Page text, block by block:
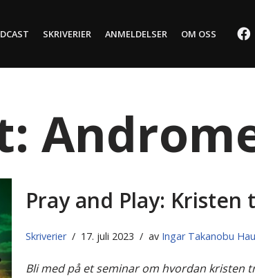
SKRIVERIER ANMELDELSER OM OSS
Pray and Play:
Skriverier 17. juli 2023 av Ingar Takanobu
Bli med på et seminar om hvordan kristen